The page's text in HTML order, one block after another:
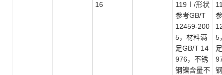
16
119Ⅰ/形状
参考GB/T
12459-200
5，材料满
足GB/T 14
976，不锈
钢镍含量不
5